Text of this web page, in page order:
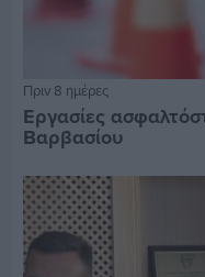
Πριν 8 ημέρες
Εργασίες
Βαρβασίου